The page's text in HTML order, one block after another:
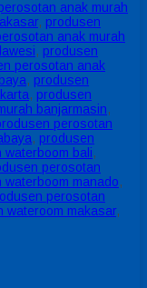
anak murah
, produsen
anak murah
, produsen
perosotan anak
, produsen
, produsen
banjarmasin,
perosotan
, produsen
bali,
perosotan
manado,
perosotan
wateroom makasar,